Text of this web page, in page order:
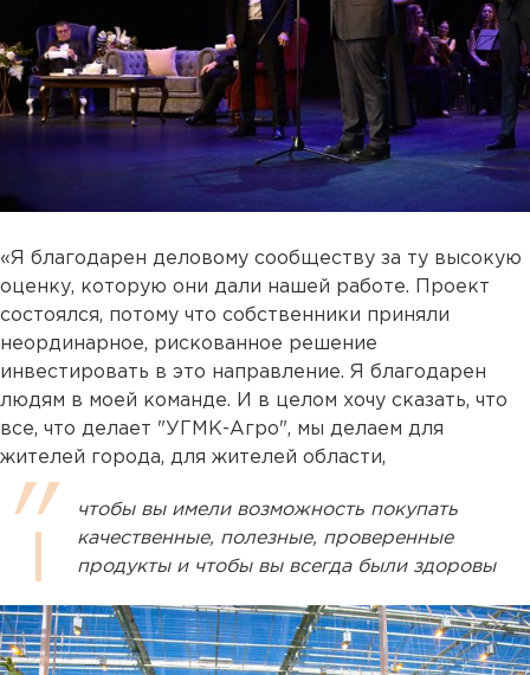
«Я благодарен деловому сообществу за ту высокую
оценку, которую они дали нашей работе. Проект
состоялся, потому что собственники приняли
неординарное, рискованное решение
инвестировать в это направление. Я благодарен
людям в моей команде. И в целом хочу сказать, что
все, что делает "УГМК-Агро", мы делаем для
жителей города, для жителей области,
чтобы вы имели возможность покупать
качественные, полезные, проверенные
продукты и чтобы вы всегда были здоровы